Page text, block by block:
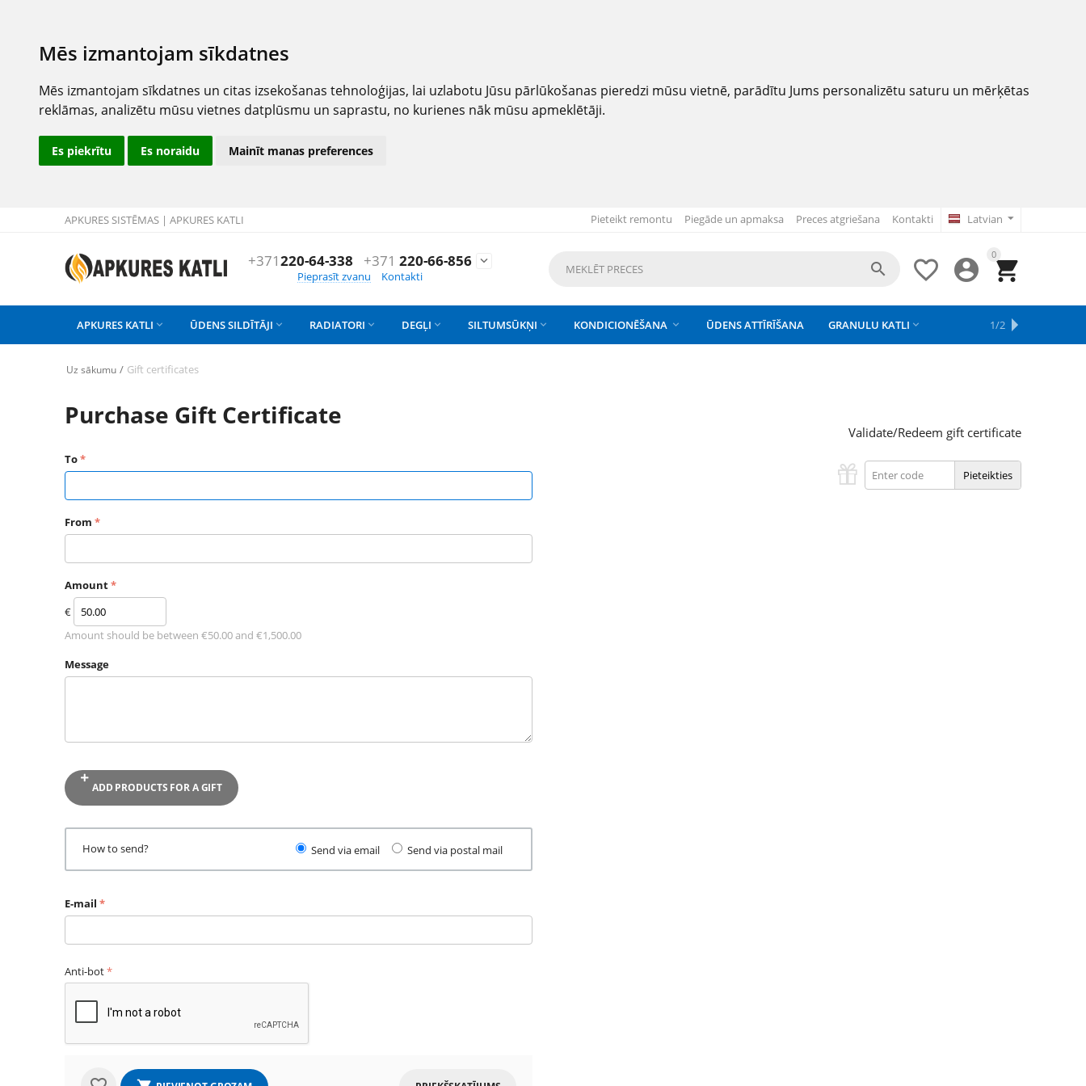
Mēs izmantojam sīkdatnes
Mēs izmantojam sīkdatnes un citas izsekošanas tehnoloģijas, lai uzlabotu Jūsu pārlūkošanas pieredzi mūsu vietnē, parādītu Jums personalizētu saturu un mērķētas
reklāmas, analizētu mūsu vietnes datplūsmu un saprastu, no kurienes nāk mūsu apmeklētāji.
Es piekrītu Es noraidu Mainīt manas preferences
APKURES SISTĒMAS | APKURES KATLI Latvian
Pieteikt remontu Piegāde un apmaksa Preces atgriešana Kontakti
+371220-64-338 +371 220-66-856

Pieprasīt zvanu
Kontakti
0




APKURES KATLI  ŪDENS SILDĪTĀJI  RADIATORI  DEGĻI  SILTUMSŪKŅI  KONDICIONĒŠANA  ŪDENS ATTĪRĪŠANA GRANULU KATLI  APSAISTE
REZERVES DAĻAS
APGAISMOJUMS
1/2
Uz sākumu / Gift certificates
Purchase Gift Certificate
To
From
Amount
€
Amount should be between €50.00and €1,500.00
Message
ADD PRODUCTS FOR A GIFT
How to send? Send via email Send via postal mail
E-mail
Anti-bot
Validate/Redeem gift certificate
Pieteikties